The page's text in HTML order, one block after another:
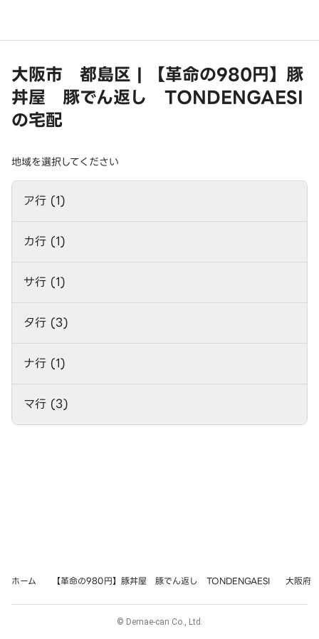
大阪市 都島区 | 【革命の980円】豚
丼屋 豚でん返し TONDENGAESI
の宅配
地域を選択してください
ア行 (1)
カ行 (1)
サ行 (1)
タ行 (3)
ナ行 (1)
マ行 (3)
ホーム 【革命の980円】豚丼屋 豚でん返し TONDENGAESI 大阪府
© Demae-can Co., Ltd.